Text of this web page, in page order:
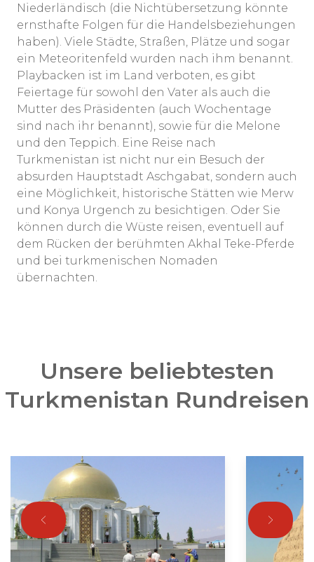
Niederländisch (die Nichtübersetzung könnte
ernsthafte Folgen für die Handelsbeziehungen
haben). Viele Städte, Straßen, Plätze und sogar
ein Meteoritenfeld wurden nach ihm benannt.
Playbacken ist im Land verboten, es gibt
Feiertage für sowohl den Vater als auch die
Mutter des Präsidenten (auch Wochentage
sind nach ihr benannt), sowie für die Melone
und den Teppich. Eine Reise nach
Turkmenistan ist nicht nur ein Besuch der
absurden Hauptstadt Aschgabat, sondern auch
eine Möglichkeit, historische Stätten wie Merw
und Konya Urgench zu besichtigen. Oder Sie
können durch die Wüste reisen, eventuell auf
dem Rücken der berühmten Akhal Teke-Pferde
und bei turkmenischen Nomaden
übernachten.
Unsere beliebtesten
Turkmenistan Rundreisen